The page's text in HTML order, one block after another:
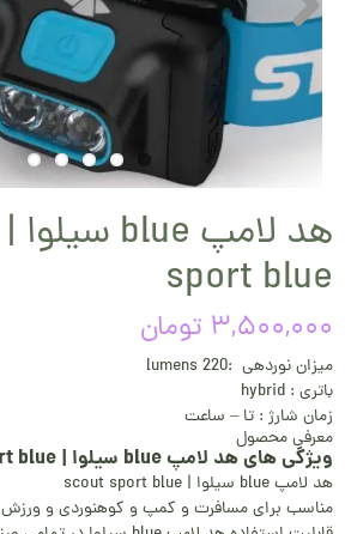
sport blue
۳,۵۰۰,۰۰۰ تومان
میزان نوردهی :220 lumens
باتری : hybrid
زمان شارژ : تا – ساعت
معرفی محصول
ویژگی های هد لامپ blue سیلوا | scout sport blue
هد لامپ blue سیلوا | scout sport blue
مناسب برای مسافرت و کمپ و کوهنوردی و